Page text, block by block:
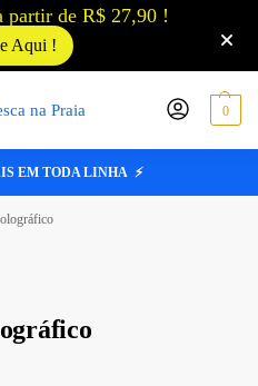
de R$ 27,90 !
Aqui !
0
EM TODA LINHA ⚡